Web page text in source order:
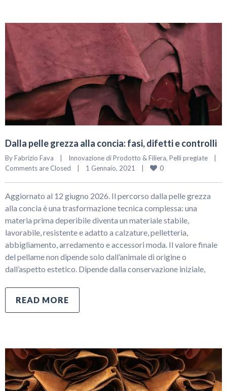
Dalla pelle grezza alla concia: fasi, difetti e controlli
By Fabrizio Fava | Innovazione di Prodotto & Filiera, Pelli pregiate
|
Comments are Closed
| 1 Gennaio, 2021 | 0
Aggiornato al 12 giugno 2026. Il percorso dalla pelle grezza
alla concia è una trasformazione tecnica complessa: una
materia prima deperibile diventa un materiale stabile,
lavorabile, resistente e adatto a calzature, pelletteria,
abbigliamento, arredamento e accessori moda. Il valore finale
del pellame non dipende solo dall’animale di origine o
dall’aspetto estetico. Dipende dalla conservazione iniziale,
READ MORE